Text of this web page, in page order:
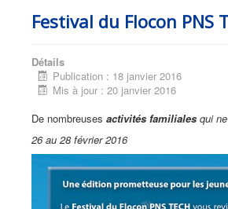
Festival du Flocon PNS
Détails
Publication : 18 janvier 2016
Mis à jour : 20 janvier 2016
De nombreuses activités familiales qui
26 au 28 février 2016